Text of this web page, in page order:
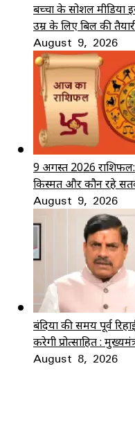
बच्चों के सोशल मीडिया
उम्र के लिए बिल की
August 9, 2026
9 अगस्त 2026
किस्मत और कौन रहे
August 9, 2026
बंदियों की समय पूर्व
करेगी प्रोत्साहित :
August 8, 2026